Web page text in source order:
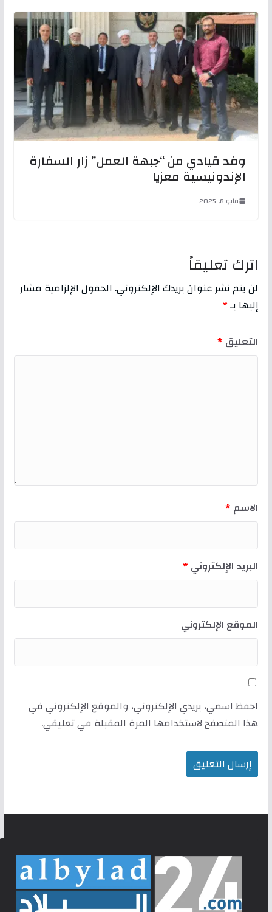
وفد قيادي من “جبهة العمل” زار السفارة
الإندونيسية معزيا
مايو 8, 2025
اترك تعليقاً
لن يتم نشر عنوان بريدك الإلكتروني. الحقول الإلزامية مشار
إليها بـ*
التعليق *
الاسم *
البريد الإلكتروني *
الموقع الإلكتروني
احفظ اسمي، بريدي الإلكتروني، والموقع الإلكتروني في
هذا المتصفح لاستخدامها المرة المقبلة في تعليقي.